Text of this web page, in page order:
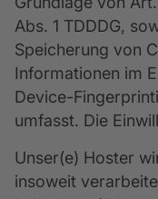
Abs. 1 TDDDG,
Speicherung von
Informationen im
Device-
umfasst. Die
Unser(e) Hoster
insoweit